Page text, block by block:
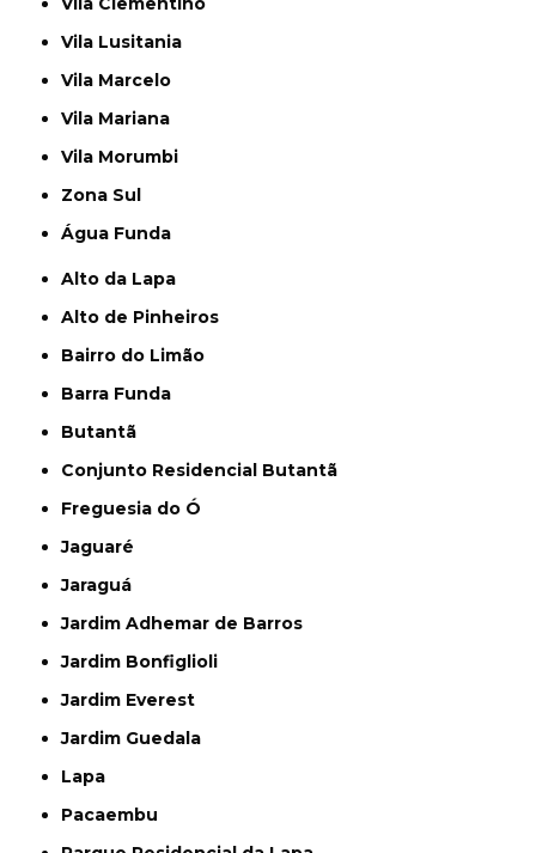
Vila Lusitania
Vila Marcelo
Vila Mariana
Vila Morumbi
Zona Sul
Água Funda
Alto da Lapa
Alto de Pinheiros
Bairro do Limão
Barra Funda
Butantã
Conjunto Residencial Butantã
Freguesia do Ó
Jaguaré
Jaraguá
Jardim Adhemar de Barros
Jardim Bonfiglioli
Jardim Everest
Jardim Guedala
Lapa
Pacaembu